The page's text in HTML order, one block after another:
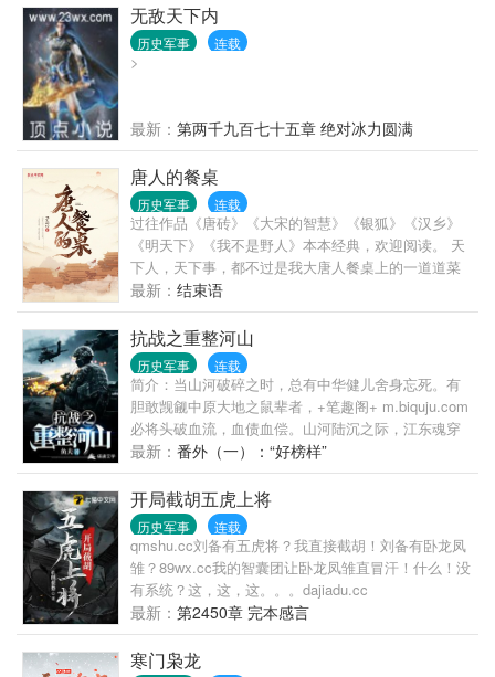
无敌天下内
历史军事 连载
>
最新： 第两千九百七十五章 绝对冰力圆满
唐人的餐桌
历史军事 连载
过往作品《唐砖》《大宋的智慧》《银狐》《汉乡》
《明天下》《我不是野人》本本经典，欢迎阅读。 天
下人，天下事，都不过是我大唐人餐桌上的一道道菜
肴。 虽然原始的食材便具有食物原始的风情，云初还
是认为，最美味的食物还是需要经过分割，烹调，处
置，最后端上桌的食物才是最符合大唐人肠胃的食
物。 清蒸，红烧，爆炒，炖煮……天下有多少事，庖
厨便有多少种烹调手段。 不论是高句丽，突厥，吐
蕃，吐谷浑，薛延陀，铁勒……还是长鲸，猛虎，巨
鲨，饿狼，在大唐这个熔炉铁锅里都能烹调出绝世美
味…… 再加上李治，武瞾，长孙无忌，褚遂良，李
绩，程咬金等等绝世调料，不论是色香味总会有一样
让你难以忘怀。 云初希望这样的豪华宴会上，绝对应
该有自己的一个座位 ！ 现如今，美味已经烹调完毕
——云初铺好餐巾，拿起割鹿刀，双眼微闭，准备享
受一顿前所未有的大餐，以满足自己饥渴的肠胃。
最新： 结束语
抗战之重整河山
历史军事 连载
简介：当山河破碎之时，总有中华健儿舍身忘死。有
胆敢觊觎中原大地之鼠辈者，+笔趣阁+ m.biquju.com
必将头破血流，血债血偿。山河陆沉之际，江东魂穿
抗日战场，从淞沪会战开始，带领一个个中华热血男
儿，杀倭寇，复河山。我们的，必不让人夺了去。属
于我们的，也将取回来。侵中华者，必惩之！！！
最新： 番外（一）：“好榜样”
开局截胡五虎上将
历史军事 连载
qmshu.cc刘备有五虎将？我直接截胡！刘备有卧龙凤
雏？89wx.cc我的智囊团让卧龙凤雏直冒汗！什么！没
有系统？这，这，这。。。dajiadu.cc
最新： 第2450章 完本感言
寒门枭龙